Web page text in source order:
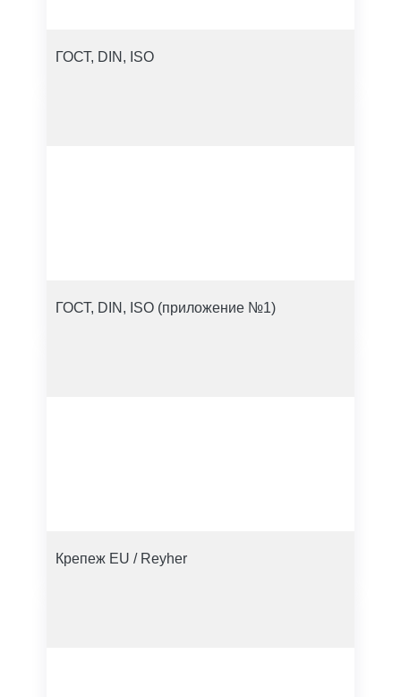
ГОСТ, DIN, ISO
ГОСТ, DIN, ISO (приложение №1)
Крепеж EU / Reyher